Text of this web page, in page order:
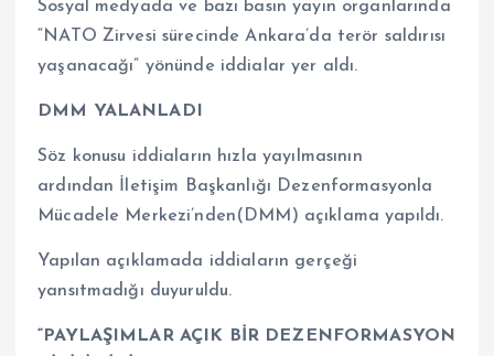
Sosyal medyada ve bazı basın yayın organlarında
“NATO Zirvesi sürecinde Ankara’da terör saldırısı
yaşanacağı” yönünde iddialar yer aldı.
DMM YALANLADI
Söz konusu iddiaların hızla yayılmasının
ardından İletişim Başkanlığı Dezenformasyonla
Mücadele Merkezi’nden(DMM) açıklama yapıldı.
Yapılan açıklamada iddiaların gerçeği
yansıtmadığı duyuruldu.
“PAYLAŞIMLAR AÇIK BİR DEZENFORMASYON